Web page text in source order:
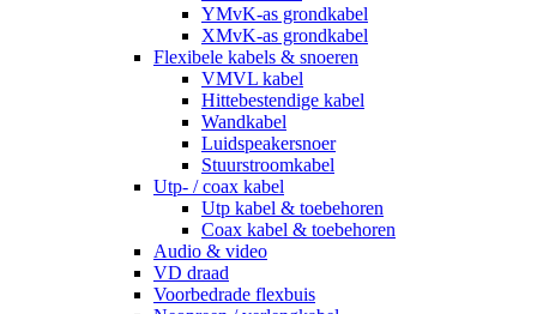
YMvK-as grondkabel
XMvK-as grondkabel
Flexibele kabels & snoeren
VMVL kabel
Hittebestendige kabel
Wandkabel
Luidspeakersnoer
Stuurstroomkabel
Utp- / coax kabel
Utp kabel & toebehoren
Coax kabel & toebehoren
Audio & video
VD draad
Voorbedrade flexbuis